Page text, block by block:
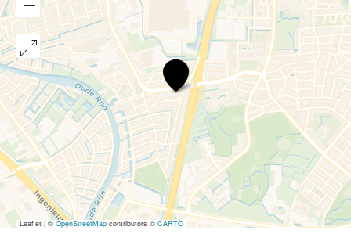
Bastion
Hotel
Leiden/Oegstgeest
Leaflet | ©OpenStreetMapcontributors ©CARTO